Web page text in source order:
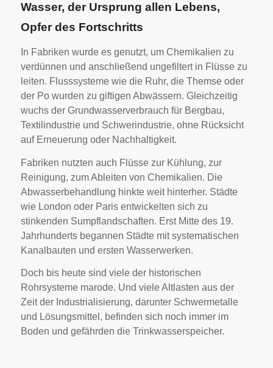
Wasser, der Ursprung allen Lebens,
Opfer des Fortschritts
In Fabriken wurde es genutzt, um Chemikalien zu
verdünnen und anschließend ungefiltert in Flüsse zu
leiten. Flusssysteme wie die Ruhr, die Themse oder
der Po wurden zu giftigen Abwässern. Gleichzeitig
wuchs der Grundwasserverbrauch für Bergbau,
Textilindustrie und Schwerindustrie, ohne Rücksicht
auf Erneuerung oder Nachhaltigkeit.
Fabriken nutzten auch Flüsse zur Kühlung, zur
Reinigung, zum Ableiten von Chemikalien. Die
Abwasserbehandlung hinkte weit hinterher. Städte
wie London oder Paris entwickelten sich zu
stinkenden Sumpflandschaften. Erst Mitte des 19.
Jahrhunderts begannen Städte mit systematischen
Kanalbauten und ersten Wasserwerken.
Doch bis heute sind viele der historischen
Rohrsysteme marode. Und viele Altlasten aus der
Zeit der Industrialisierung, darunter Schwermetalle
und Lösungsmittel, befinden sich noch immer im
Boden und gefährden die Trinkwasserspeicher.